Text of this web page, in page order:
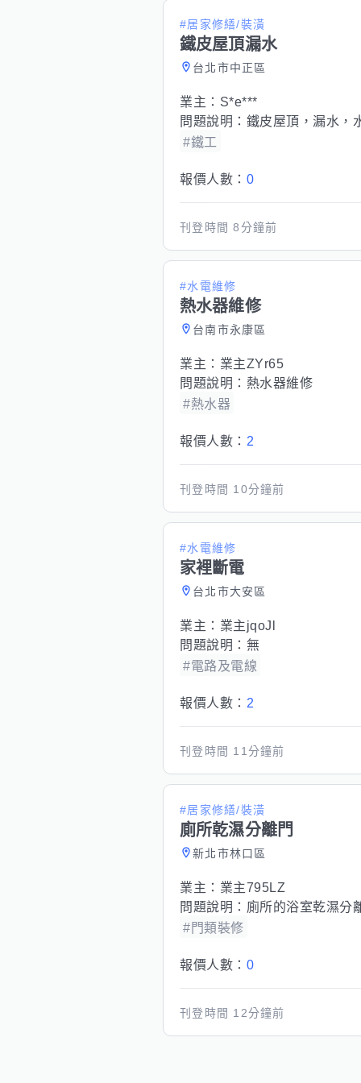
#居家修繕/裝潢
鐵皮屋頂漏水
台北市中正區
業主： S*e***
問題說明： 鐵皮屋頂，漏水，
#鐵工
報價人數： 0
刊登時間8分鐘前
#水電維修
熱水器維修
台南市永康區
業主： 業主ZYr65
問題說明： 熱水器維修
#熱水器
報價人數： 2
刊登時間 10分鐘前
#水電維修
家裡斷電
台北市大安區
業主： 業主jqoJl
問題說明： 無
#電路及電線
報價人數： 2
刊登時間 11分鐘前
#居家修繕/裝潢
廁所乾濕分離門
新北市林口區
業主： 業主795LZ
問題說明： 廁所的浴室乾濕分
#門類裝修
報價人數： 0
刊登時間 12分鐘前